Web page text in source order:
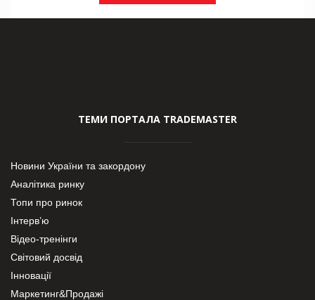
ТЕМИ ПОРТАЛА TRADEMASTER
Новини України та закордону
Аналітика ринку
Топи про ринок
Інтерв’ю
Відео-тренінги
Світовий досвід
Інновації
Маркетинг&Продажі